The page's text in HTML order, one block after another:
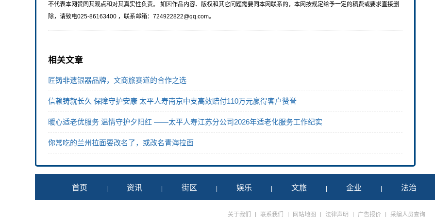
不代表本网赞同其观点和对其真实性负责。 如因作品内容、版权和其它问题需要同本网联系的，本网按规定给予一定的稿费或要求直接删
除，请致电025-86163400 ，联系邮箱：724922822@qq.com。
相关文章
匠铸非遗银器品牌，文商旅赛道的合作之选
信赖铸就长久 保障守护安康 太平人寿南京中支高效赔付110万元赢得客户赞誉
暖心适老优服务 温情守护夕阳红 ——太平人寿江苏分公司2026年适老化服务工作纪实
你常吃的兰州拉面要改名了，或改名青海拉面
首页 资讯 街区 娱乐 文旅 企业 法治
关于我们 联系我们 网站地图 法律声明 广告报价 采编人员查询